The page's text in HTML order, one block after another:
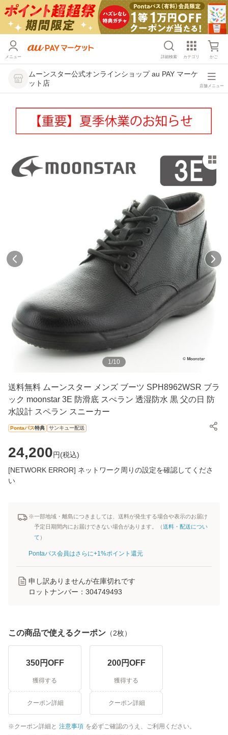
メニュー 詳細検索 カテゴリ かご
ムーンスター公式オンラインショップ au PAY マーケ
ット店
店舗メニュー
1 /10
送料無料 ムーンスター メンズ ブーツ SPH8962WSR ブラ
ック moonstar 3E 防滑底 スぺラン 透湿防水 黒 父の日 防
水設計 スペラン スニーカー
Pontaパス特典 サンキュー配送
24,200円(税込)
[NETWORK ERROR] ネットワーク周りの設定を確認してくださ
い
※一部地域・離島につきましては、送料が発生する場合や表示のお届け
予定日期間内にお届けできない場合があります。（送料・配送につい
て ）
Pontaパス会員はさらに+1%ポイント還元
申し訳ありませんが在庫切れです
ロットナンバー： 304749493
この商品で使えるクーポン （2枚）
350円OFF
獲得する
クーポン詳細
200円OFF
獲得する
クーポン詳細
クーポン詳細と 注意事項 を必ずご確認のうえ、ご利用ください。